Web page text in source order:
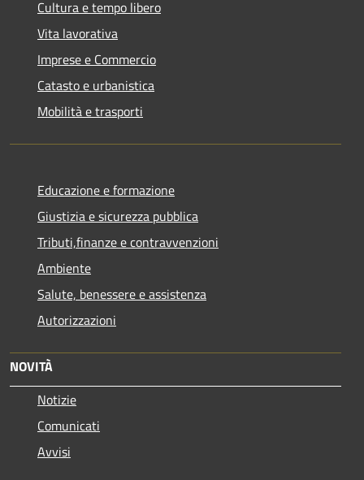
Cultura e tempo libero
Vita lavorativa
Imprese e Commercio
Catasto e urbanistica
Mobilità e trasporti
Educazione e formazione
Giustizia e sicurezza pubblica
Tributi,finanze e contravvenzioni
Ambiente
Salute, benessere e assistenza
Autorizzazioni
NOVITÀ
Notizie
Comunicati
Avvisi